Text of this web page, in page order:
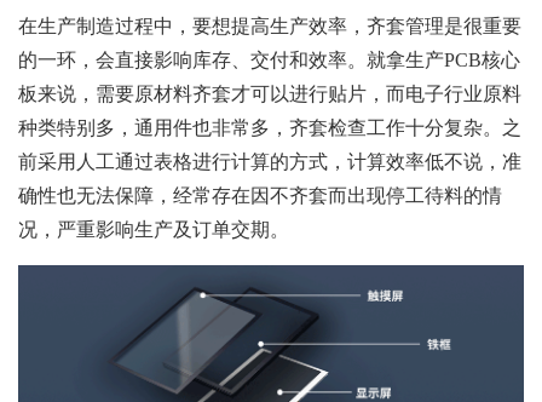
在生产制造过程中，要想提高生产效率，齐套管理是很重要
的一环，会直接影响库存、交付和效率。就拿生产PCB核心
板来说，需要原材料齐套才可以进行贴片，而电子行业原料
种类特别多，通用件也非常多，齐套检查工作十分复杂。之
前采用人工通过表格进行计算的方式，计算效率低不说，准
确性也无法保障，经常存在因不齐套而出现停工待料的情
况，严重影响生产及订单交期。